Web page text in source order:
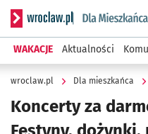
Serwis informacyjny
WAKACJE Aktualności
wroclaw.pl Dla mieszkańca
Koncerty za